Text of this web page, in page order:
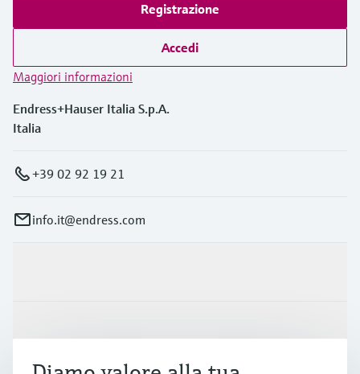
Registrazione
Accedi
Maggiori informazioni
Endress+Hauser Italia S.p.A.
Italia
+39 02 92 19 21
info.it@endress.com